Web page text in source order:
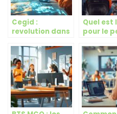
Cegid :
revolution dans
professionnelle
avec sa
nouvelle
plateforme
digitale
integree
Quel est
pour le
le permis